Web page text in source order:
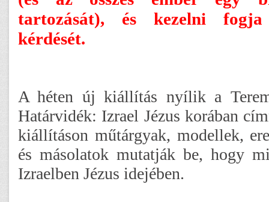
tartozását), és kezelni
kérdését.
A héten új kiállítás nyílik a
Határvidék: Izrael Jézus korában
kiállításon műtárgyak, modellek,
és másolatok mutatják be, hogy
Izraelben Jézus idejében.